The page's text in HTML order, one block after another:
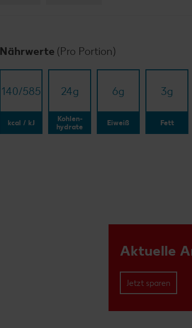
Nährwerte (Pro Portion)
140/​585
kcal / kJ
24g
Kohlen-
hydrate
6g
Eiweiß
3g
Fett
Aktuelle
Jetzt sparen